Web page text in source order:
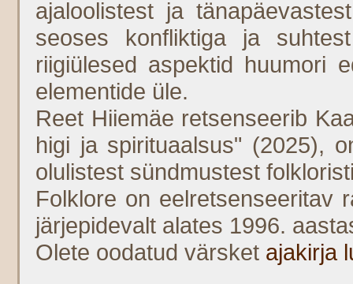
ajaloolistest ja
seoses konfliktiga ja
riigiülesed aspektid huumori
elementide üle.
Reet Hiiemäe retsenseerib
higi ja spirituaalsus" (2025),
olulistest sündmustest
Folklore on eelretsenseeritav
järjepidevalt alates 1996.
Olete oodatud värsket ajakirja